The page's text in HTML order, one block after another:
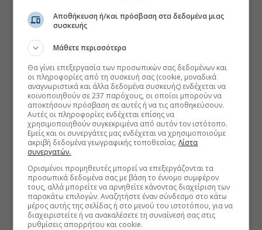
Αποθήκευση ή/και πρόσβαση στα δεδομένα μιας
συσκευής
Μάθετε περισσότερα
Θα γίνει επεξεργασία των προσωπικών σας δεδομένων και
οι πληροφορίες από τη συσκευή σας (cookie, μοναδικά
αναγνωριστικά και άλλα δεδομένα συσκευής) ενδέχεται να
κοινοποιηθούν σε 237 παρόχους, οι οποίοι μπορούν να
αποκτήσουν πρόσβαση σε αυτές ή να τις αποθηκεύσουν.
Αυτές οι πληροφορίες ενδέχεται επίσης να
χρησιμοποιηθούν συγκεκριμένα από αυτόν τον ιστότοπο.
Εμείς και οι συνεργάτες μας ενδέχεται να χρησιμοποιούμε
ακριβή δεδομένα γεωγραφικής τοποθεσίας.Λίστα
συνεργατών.
Ορισμένοι προμηθευτές μπορεί να επεξεργάζονται τα
προσωπικά δεδομένα σας με βάση το έννομο συμφέρον
τους, αλλά μπορείτε να αρνηθείτε κάνοντας διαχείριση των
παρακάτω επιλογών. Αναζητήστε έναν σύνδεσμο στο κάτω
μέρος αυτής της σελίδας ή στο μενού του ιστοτόπου, για να
διαχειριστείτε ή να ανακαλέσετε τη συναίνεσή σας στις
ρυθμίσεις απορρήτου και cookie.